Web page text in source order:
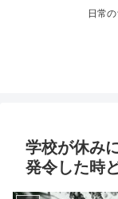
日常
学校が休み
発令した時